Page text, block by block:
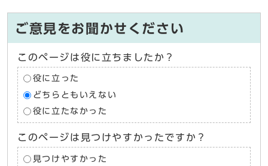
ご意見をお聞かせください
このページは役に立ちましたか？
役に立った
どちらともいえない
役に立たなかった
このページは見つけやすかったですか？
見つけやすかった